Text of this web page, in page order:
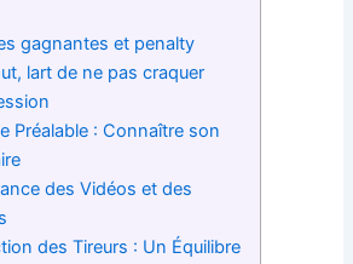
gagnantes et penalty
lart de ne pas craquer
Préalable : Connaître son
des Vidéos et des
des Tireurs : Un Équilibre